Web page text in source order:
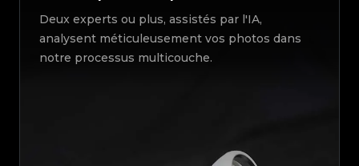
Deux experts ou plus, assistés par l'IA,
analysent méticuleusement vos photos dans
notre processus multicouche.